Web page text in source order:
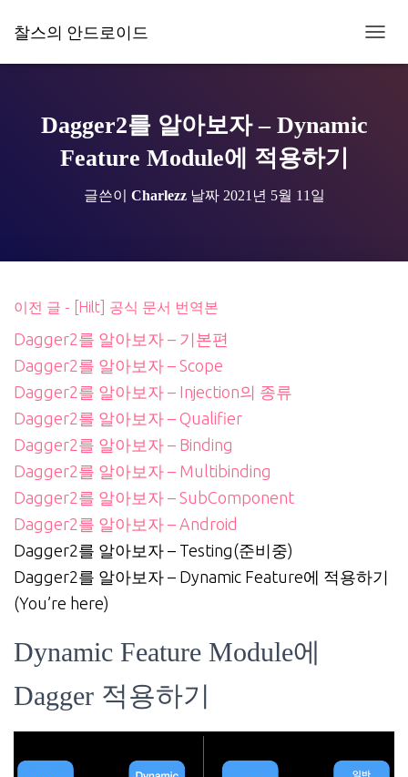
찰스의 안드로이드
비
Dagger2를 알아보자 – Dynamic
Feature Module에 적용하기
글쓴이 Charlezz날짜 2021년 5월 11일
이전 글 - [Hilt] 공식 문서 번역본
Dagger2를 알아보자 – 기본편
Dagger2를 알아보자 – Scope
Dagger2를 알아보자 – Injection의 종류
Dagger2를 알아보자 – Qualifier
Dagger2를 알아보자 – Binding
Dagger2를 알아보자 – Multibinding
Dagger2를 알아보자 – SubComponent
Dagger2를 알아보자 – Android
Dagger2를 알아보자 – Testing(준비중)
Dagger2를 알아보자 – Dynamic Feature에 적용하기
(You’re here)
Dynamic Feature Module에
Dagger 적용하기